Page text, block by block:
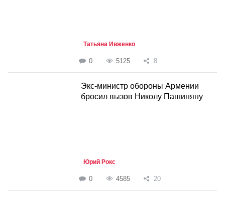
Татьяна Ивженко
0 5125 8
Экс-министр обороны Армении
бросил вызов Николу Пашиняну
Юрий Рокс
0 4585 20